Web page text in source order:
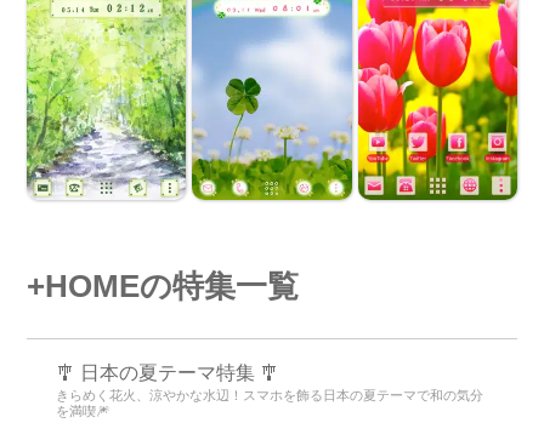
+HOMEの特集一覧
🎐 日本の夏テーマ特集 🎐
きらめく花火、涼やかな水辺！スマホを飾る日本の夏テーマで和の気分
を満喫🎆